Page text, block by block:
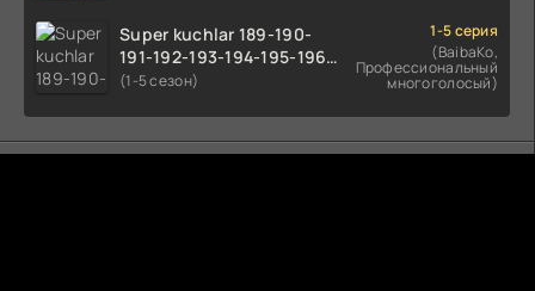
Super kuchlar 189-190-
191-192-193-194-195-196-
197-198-199-200 Qism
tarjima seryal
(1-5 сезон)
1-5 серия
(BaibaKo,
Профессиональный
многоголосый)